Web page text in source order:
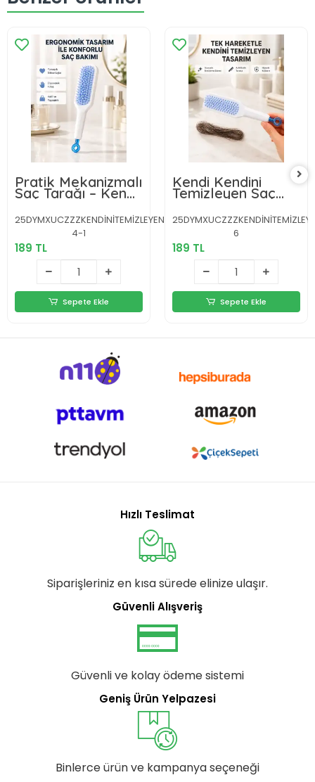
Pratik Mekanizmalı
Saç Tarağı – Kendi
Kendini Temizler,
Taşınabilir
25DYMXUCZZZKENDİNİTEMİZLEYENTARAKKKK-
4-1
189 TL
Sepete Ekle
Kendi Kendini
Temizleyen Saç
Tarağı – Anti-
Statik, Silikon
Uçlu, ABS
Malzeme, 22x4 cm
6
189 TL
Sepete Ekle
Hızlı Teslimat
Siparişleriniz en kısa sürede elinize ulaşır.
Güvenli Alışveriş
Güvenli ve kolay ödeme sistemi
Geniş Ürün Yelpazesi
Binlerce ürün ve kampanya seçeneği